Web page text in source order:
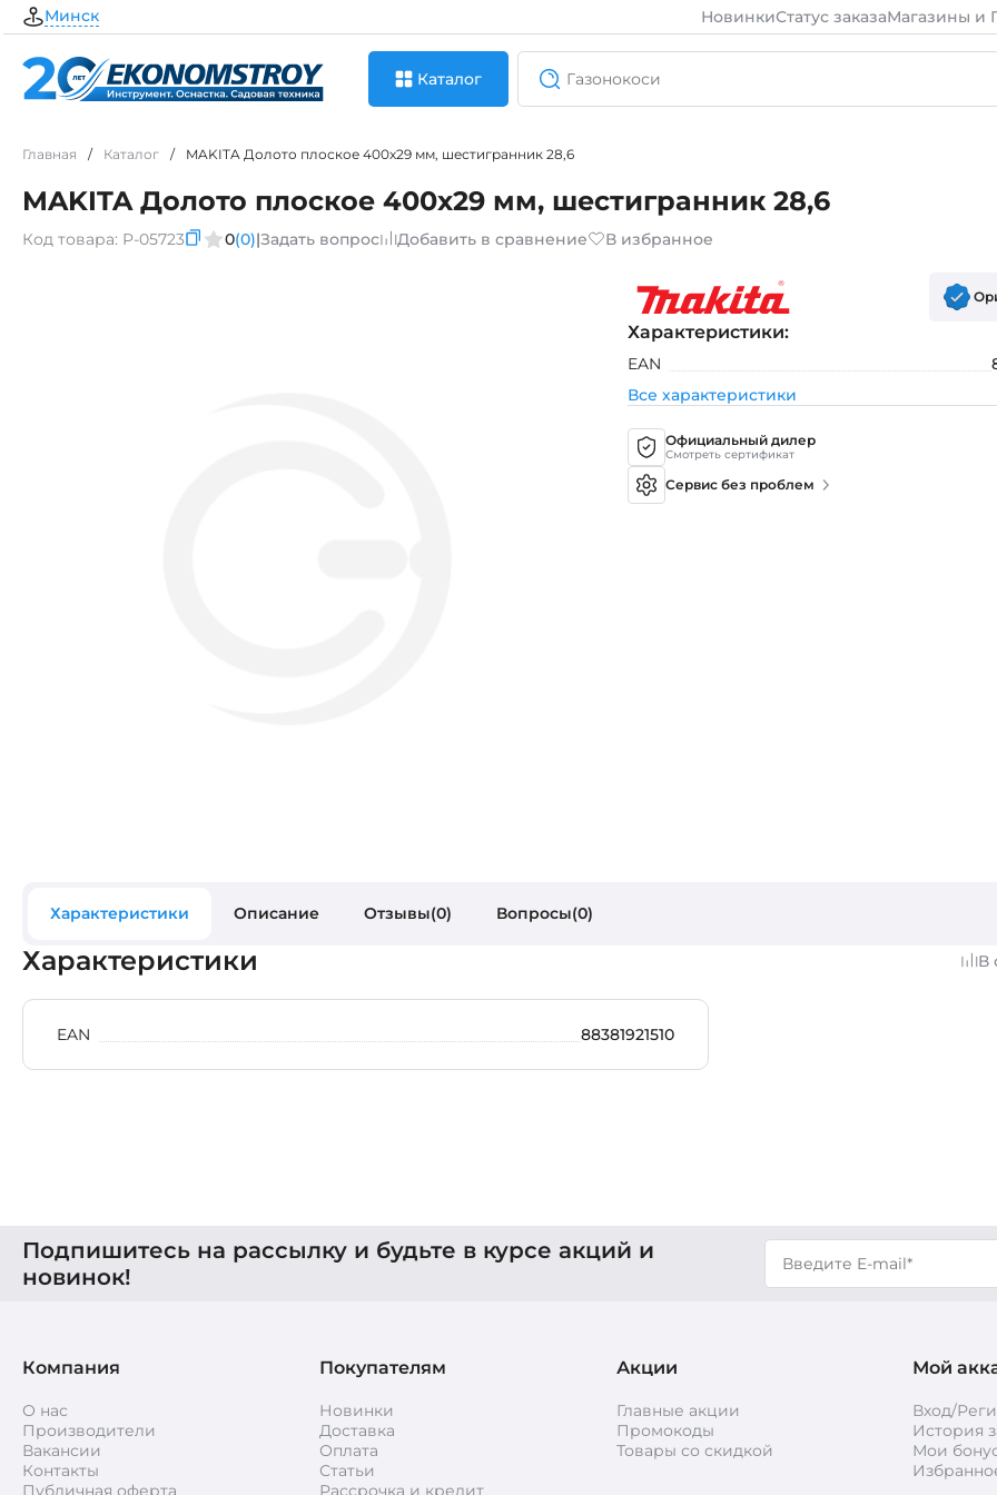
Минск НовинкиСтатус заказаМагазины и
Каталог
Главная / Каталог / MAKITA Долото плоское 400х29 мм, шестигранник 28,6
MAKITA Долото плоское 400х29 мм, шестигранник 28,6
Код товара: P-05723 0(0)|Задать вопрос Добавить в сравнение В избранное
Характеристики:
EAN
Все характеристики
Официальный дилер
Смотреть сертификат
Сервис без проблем
Характеристики Описание Отзывы(0) Вопросы(0)
Характеристики В
EAN 88381921510
Подпишитесь на рассылку и будьте в курсе акций и
новинок!
Компания
О нас
Производители
Вакансии
Контакты
Публичная оферта
Покупателям
Новинки
Доставка
Оплата
Статьи
Рассрочка и кредит
Акции
Главные акции
Промокоды
Товары со скидкой
Мой
Вход/
История
Мои